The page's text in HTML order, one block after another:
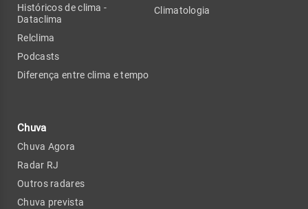
Históricos de clima -
Dataclima
Relclima
Podcasts
Diferença entre clima e tempo
Chuva
Chuva Agora
Radar RJ
Outros radares
Chuva prevista
Climatologia